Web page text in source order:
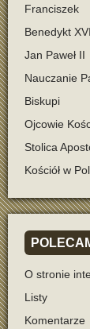
Franciszek
Benedykt XVI
Jan Paweł II
Nauczanie
Biskupi
Ojcowie
Stolica
Kościół w
O stronie
Listy
Komentarze